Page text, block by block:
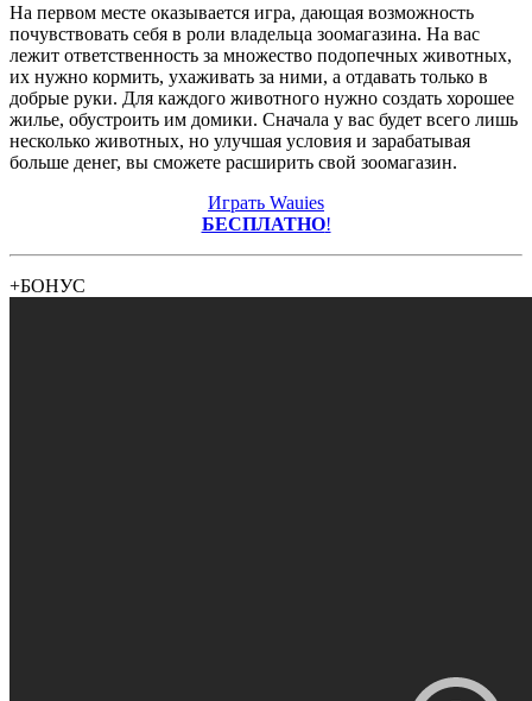
На первом месте оказывается игра, дающая возможность
почувствовать себя в роли владельца зоомагазина. На вас
лежит ответственность за множество подопечных животных,
их нужно кормить, ухаживать за ними, а отдавать только в
добрые руки. Для каждого животного нужно создать хорошее
жилье, обустроить им домики. Сначала у вас будет всего лишь
несколько животных, но улучшая условия и зарабатывая
больше денег, вы сможете расширить свой зоомагазин.
Играть Wauies
БЕСПЛАТНО!
+БОНУС